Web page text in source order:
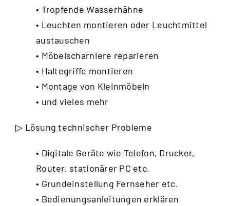
• Tropfende Wasserhähne
• Leuchten montieren oder Leuchtmittel
austauschen
• Möbelscharniere reparieren
• Haltegriffe montieren
• Montage von Kleinmöbeln
• und vieles mehr
▷ Lösung technischer Probleme
• Digitale Geräte wie Telefon, Drucker,
Router, stationärer PC etc.
• Grundeinstellung Fernseher etc.
• Bedienungsanleitungen erklären